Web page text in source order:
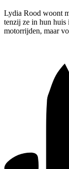
Lydia Rood woont
tenzij ze in hun huis
motorrijden, maar